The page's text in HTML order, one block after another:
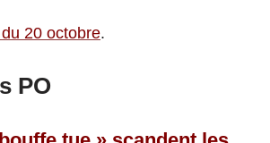
20 octobre.
PO